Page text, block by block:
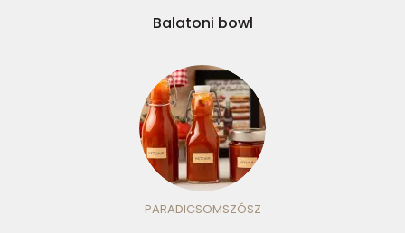
Balatoni bowl
PARADICSOMSZÓSZ